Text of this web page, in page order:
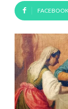
FACEBOOK